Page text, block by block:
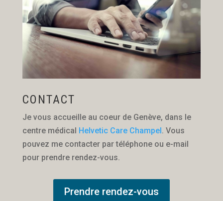
CONTACT
Je vous accueille au coeur de Genève, dans le
centre médical
Helvetic Care Champel . Vous
pouvez me contacter par téléphone ou e-mail
pour prendre rendez-vous.
Prendre rendez-vous